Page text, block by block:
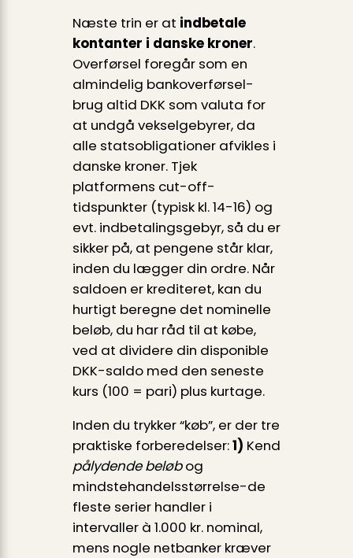
Næste trin er at indbetale
kontanter i danske kroner.
Overførsel foregår som en
almindelig bankoverførsel-
brug altid DKK som valuta for
at undgå vekselgebyrer, da
alle statsobligationer afvikles i
danske kroner. Tjek
platformens cut-off-
tidspunkter (typisk kl. 14-16) og
evt. indbetalingsgebyr, så du er
sikker på, at pengene står klar,
inden du lægger din ordre. Når
saldoen er krediteret, kan du
hurtigt beregne det nominelle
beløb, du har råd til at købe,
ved at dividere din disponible
DKK-saldo med den seneste
kurs (100 = pari) plus kurtage.
Inden du trykker “køb”, er der tre
praktiske forberedelser:1) Kend
pålydende beløbog
mindstehandelsstørrelse-de
fleste serier handler i
intervaller à 1.000 kr. nominal,
mens nogle netbanker kræver